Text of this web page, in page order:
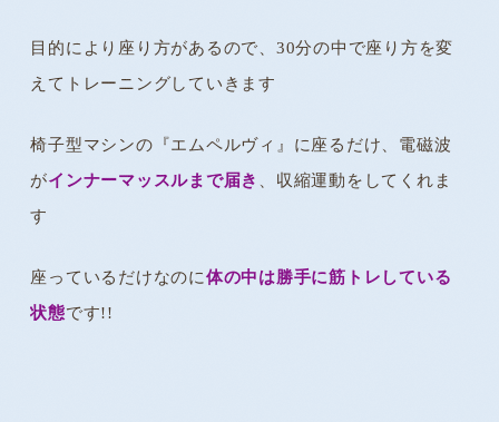
目的により座り方があるので、30分の中で座り方を変
えてトレーニングしていきます
椅子型マシンの『エムペルヴィ』に座るだけ、電磁波
がインナーマッスルまで届き
、収縮運動をしてくれま
す
座っているだけなのに体の中は勝手に筋トレしている
状態です!!